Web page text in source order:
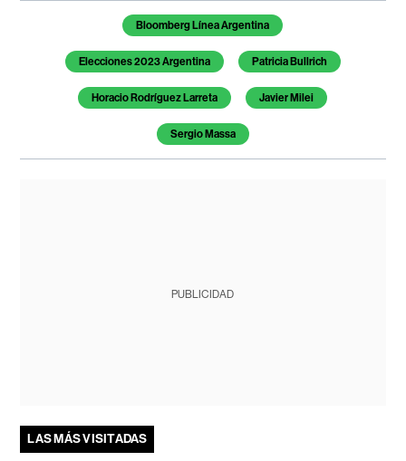
Temas de este artículoBloomberg Línea Argentina
Elecciones 2023 Argentina Patricia Bullrich
Horacio Rodríguez Larreta Javier Milei
Sergio Massa
PUBLICIDAD
LAS MÁS VISITADAS